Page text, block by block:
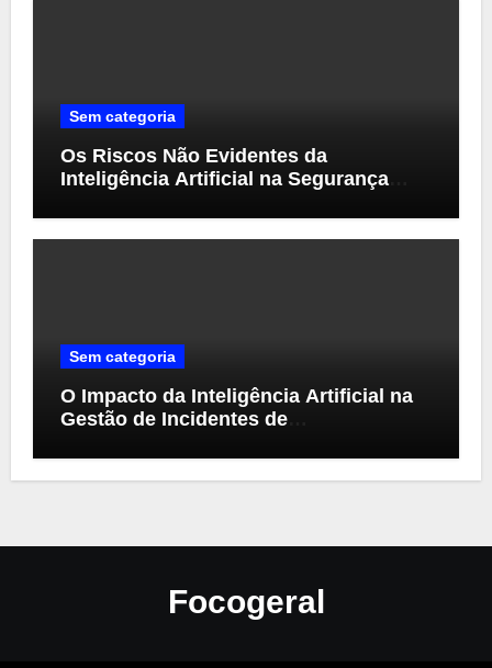
Sem categoria
Os Riscos Não Evidentes da
Inteligência Artificial na Segurança
Sem categoria
O Impacto da Inteligência Artificial na
Gestão de Incidentes de
Focogeral